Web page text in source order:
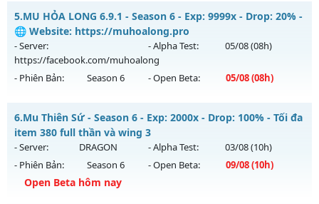
Thể loại: Mu Nguyên bản Webzen
Antihack: Shark
Mu Việt - Chuẩn cày cuốc - Lên đồ cực gắt
Mu mới ra tháng 08 2026 - Mở máy chủ
08h ngày 09/08/2626
Exp: 9999x - Drop: 90%
Antihack: ICMPROTECT ✅ 🔴 ✨ ⚡️
5.MU HỎA LONG 6.9.1 - Season 6 - Exp: 9999x - Drop: 20% -
🌐 Website: https://muhoalong.pro
- Server:
https://facebook.com/muhoalong
- Alpha Test: 05/08(08h)
- Phiên Bản: Season 6 - Open Beta: 05/08(08h)
MU HỎA LONG 6.9.1 - 🌐 Website: https://muhoalong.pro
Mu mới ra tháng 08 2026 - Mở máy chủ
https://facebook.com/muhoalongvào 08h ngày
05/08/2626
Exp: 9999x - Drop: 20%
6.Mu Thiên Sứ - Season 6 - Exp: 2000x - Drop: 100% - Tối đa
item 380 full thần và wing 3
- Server: DRAGON - Alpha Test: 03/08(10h)
- Phiên Bản:
Season 6 - Open Beta: 09/08(10h)
Open Beta hôm nay